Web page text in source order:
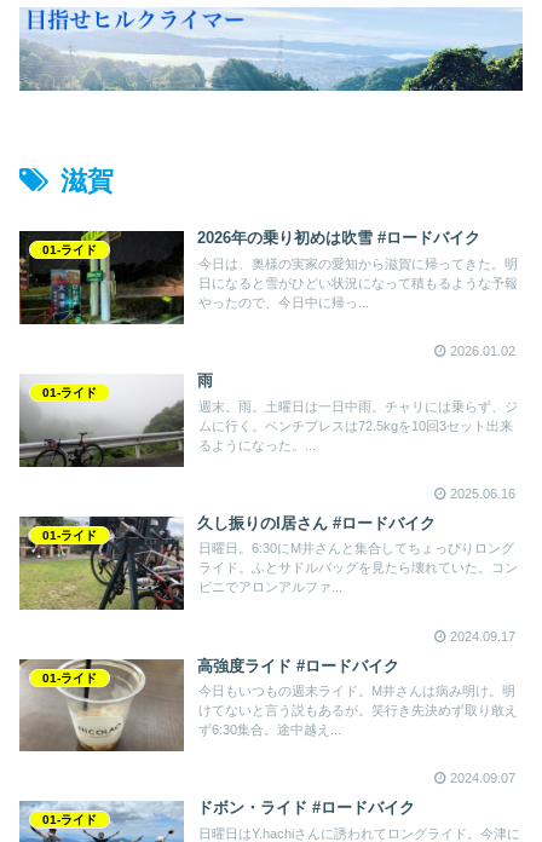
滋賀
01-ライド
2026年の乗り初めは吹雪 #ロードバイク
今日は、奥様の実家の愛知から滋賀に帰ってきた。明
日になると雪がひどい状況になって積もるような予報
やったので、今日中に帰っ...
2026.01.02
01-ライド
雨
週末。雨。土曜日は一日中雨。チャリには乗らず、ジ
ムに行く。ベンチプレスは72.5kgを10回3セット出来
るようになった。...
2025.06.16
01-ライド
久し振りのI居さん #ロードバイク
日曜日。6:30にM井さんと集合してちょっぴりロング
ライド。ふとサドルバッグを見たら壊れていた。コン
ビニでアロンアルファ...
2024.09.17
01-ライド
高強度ライド #ロードバイク
今日もいつもの週末ライド。M井さんは病み明け。明
けてないと言う説もあるが。笑行き先決めず取り敢え
ず6:30集合。途中越え...
2024.09.07
01-ライド
ドボン・ライド #ロードバイク
日曜日はY.hachiさんに誘われてロングライド。今津に